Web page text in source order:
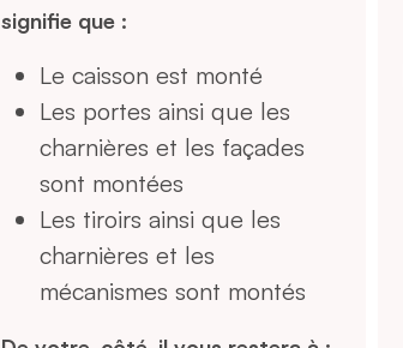
signifie que :
Le caisson est monté
Les portes ainsi que les
charnières et les façades
sont montées
Les tiroirs ainsi que les
charnières et les
mécanismes sont montés